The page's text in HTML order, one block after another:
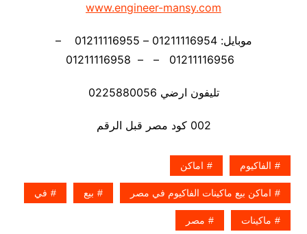
www.engineer-mansy.com
موبايل: 01211116954 – 01211116955 –
تليفون ارضي 0225880056
002 كود مصر قبل الرقم
الفاكيوم اماكن
اماكن بيع ماكينات الفاكيوم في مصر بيع في
ماكينات مصر